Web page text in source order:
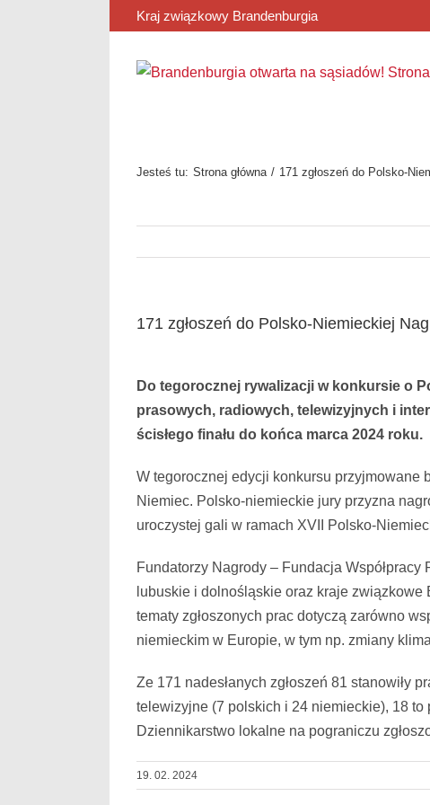
Kraj związkowy Brandenburgia
Jesteś tu: Strona główna 171 zgłoszeń do Polsko-
171 zgłoszeń do Polsko-Niemieckiej
większy
obrazek
Do tegorocznej rywalizacji w konkursie o
prasowych, radiowych, telewizyjnych i
ścisłego finału do końca marca 2024 roku.
W tegorocznej edycji konkursu przyjmowane
Niemiec. Polsko-niemieckie jury przyzna
uroczystej gali w ramach XVII Polsko-
Fundatorzy Nagrody – Fundacja
lubuskie i dolnośląskie oraz kraje
tematy zgłoszonych prac dotyczą zarówno
niemieckim w Europie, w tym np. zmiany
Ze 171 nadesłanych zgłoszeń 81 stanowiły
telewizyjne (7 polskich i 24 niemieckie), 18
Dziennikarstwo lokalne na pograniczu
19. 02. 2024